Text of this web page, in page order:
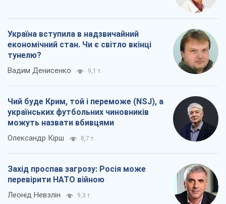
Україна вступила в надзвичайний
економічний стан. Чи є світло вкінці
тунелю?
Вадим Денисенко 9,1 т.
Чий буде Крим, той і переможе (NSJ), а
українських футбольних чиновників
можуть назвати вбивцями
Олександр Кірш 8,7 т.
Захід проспав загрозу: Росія може
перевірити НАТО війною
Леонід Невзлін 9,3 т.